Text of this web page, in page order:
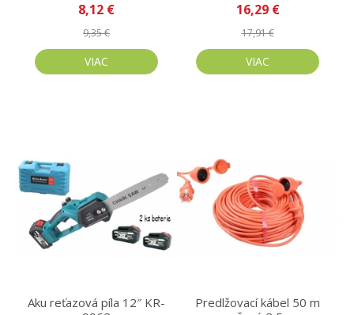
8,12 €
9,35 €
VIAC
16,29 €
17,91 €
VIAC
Aku reťazová píla 12″ KR-
Predlžovací kábel 50 m